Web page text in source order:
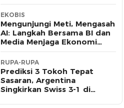
EKOBIS
Mengunjungi Meti, Mengasah
AI: Langkah Bersama BI dan
Media Menjaga Ekonomi
Maluku Utara
RUPA-RUPA
Prediksi 3 Tokoh Tepat
Sasaran, Argentina
Singkirkan Swiss 3-1 di